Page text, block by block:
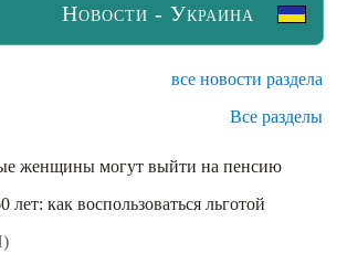
Новости - Украина
все новости раздела
Все разделы
женщины могут выйти на пенсию
лет: как воспользоваться льготой